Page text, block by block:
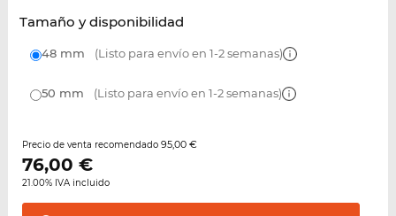
Tamaño y disponibilidad
48 mm (Listo para envío en 1-2 semanas)
50 mm (Listo para envío en 1-2 semanas)
Precio de venta recomendado 95,00 €
76,00 €
21.00% IVA incluido